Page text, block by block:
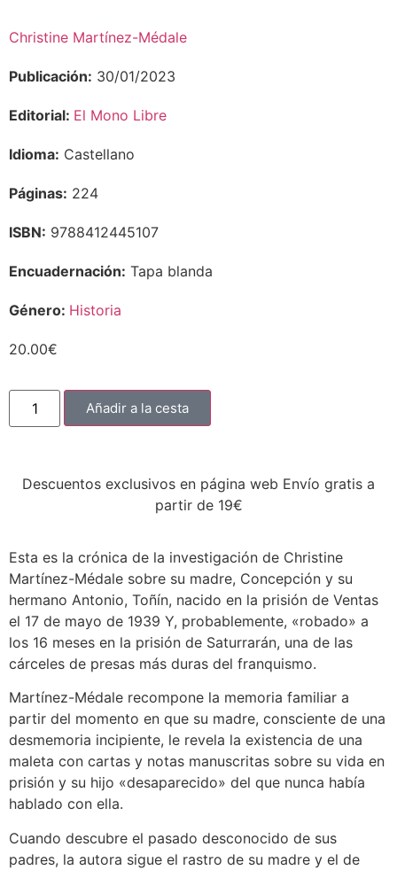
Christine Martínez-Médale
Publicación: 30/01/2023
Editorial: El Mono Libre
Idioma: Castellano
Páginas: 224
ISBN: 9788412445107
Encuadernación: Tapa blanda
Género: Historia
20.00€
Añadir a la cesta
Descuentos exclusivos en página web Envío gratis a
partir de 19€
Esta es la crónica de la investigación de Christine
Martínez-Médale sobre su madre, Concepción y su
hermano Antonio, Toñín, nacido en la prisión de Ventas
el 17 de mayo de 1939 Y, probablemente, «robado» a
los 16 meses en la prisión de Saturrarán, una de las
cárceles de presas más duras del franquismo.
Martínez-Médale recompone la memoria familiar a
partir del momento en que su madre, consciente de una
desmemoria incipiente, le revela la existencia de una
maleta con cartas y notas manuscritas sobre su vida en
prisión y su hijo «desaparecido» del que nunca había
hablado con ella.
Cuando descubre el pasado desconocido de sus
padres, la autora sigue el rastro de su madre y el de